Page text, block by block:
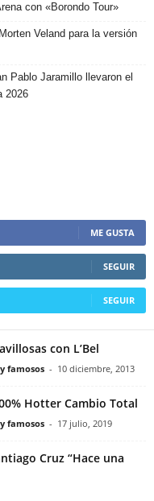
con «Borondo Tour»
Veland para la versión
Pablo Jaramillo llevaron el
2026
ME GUSTA
SEGUIR
SEGUIR
con L’Bel
famosos - 10 diciembre, 2013
Hotter Cambio Total
famosos - 17 julio, 2019
Cruz “Hace una